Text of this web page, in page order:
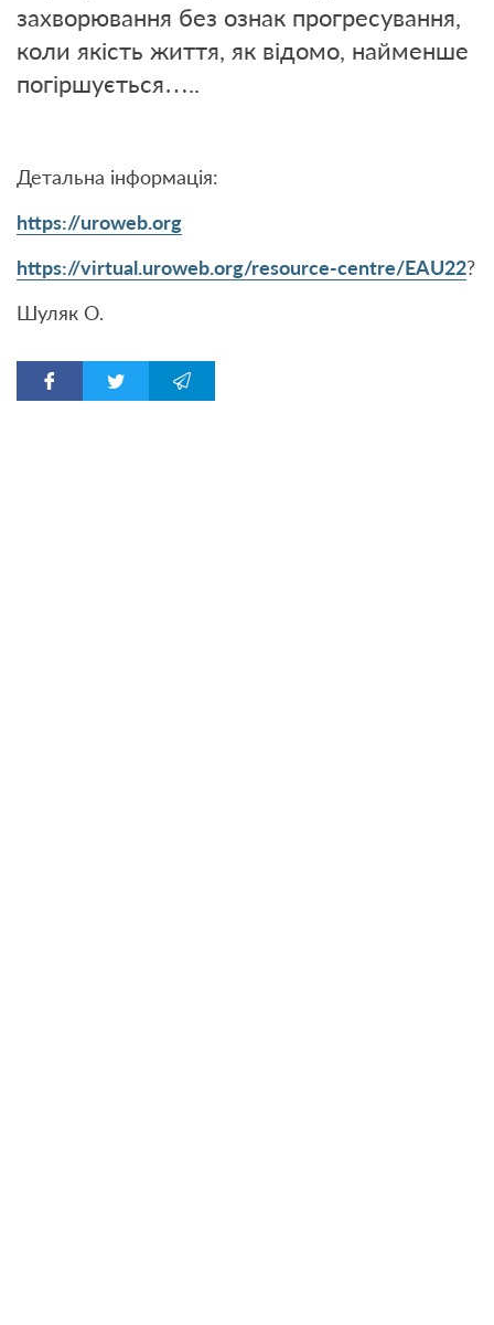
захворювання без ознак прогресування,
коли якість життя, як відомо, найменше
погіршується…..
Детальна інформація:
https://uroweb.org
https://virtual.uroweb.org/resource-centre/EAU22?
Шуляк О.